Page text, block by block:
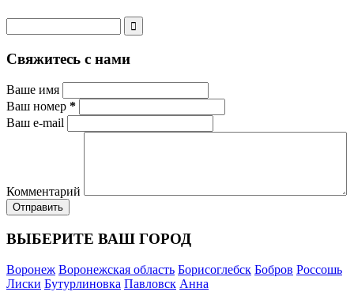
Свяжитесь с нами
Ваше имя
Ваш номер *
Ваш e-mail
Комментарий
ВЫБЕРИТЕ ВАШ ГОРОД
Воронеж Воронежская область Борисоглебск Бобров Россошь
Лиски Бутурлиновка Павловск Анна